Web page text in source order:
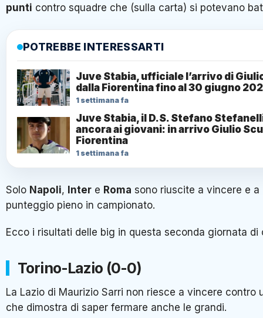
punti contro squadre che (sulla carta) si potevano
POTREBBE INTERESSARTI
Juve Stabia, ufficiale l’arrivo di
dalla Fiorentina fino al 30 giugno
1 settimana fa
Juve Stabia, il D.S. Stefano
ancora ai giovani: in arrivo Giulio
Fiorentina
1 settimana fa
Solo Napoli, Inter e Roma sono riuscite a vincere e a
punteggio pieno in campionato.
Ecco i risultati delle big in questa seconda giornata di
Torino-Lazio (0-0)
La Lazio di Maurizio Sarri non riesce a vincere contro
che dimostra di saper fermare anche le grandi.